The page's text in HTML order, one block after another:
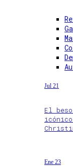
Jul 21
El
icónico
Ene 23